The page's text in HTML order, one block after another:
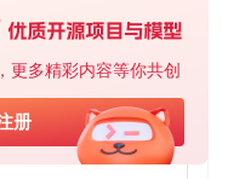
更多精彩内容等你共创
册
除录音中的突发噪音和
基于Python的Xiaozhi AI，适用于想要完整Xiaozhi体验而无需拥有专用硬件的用户。